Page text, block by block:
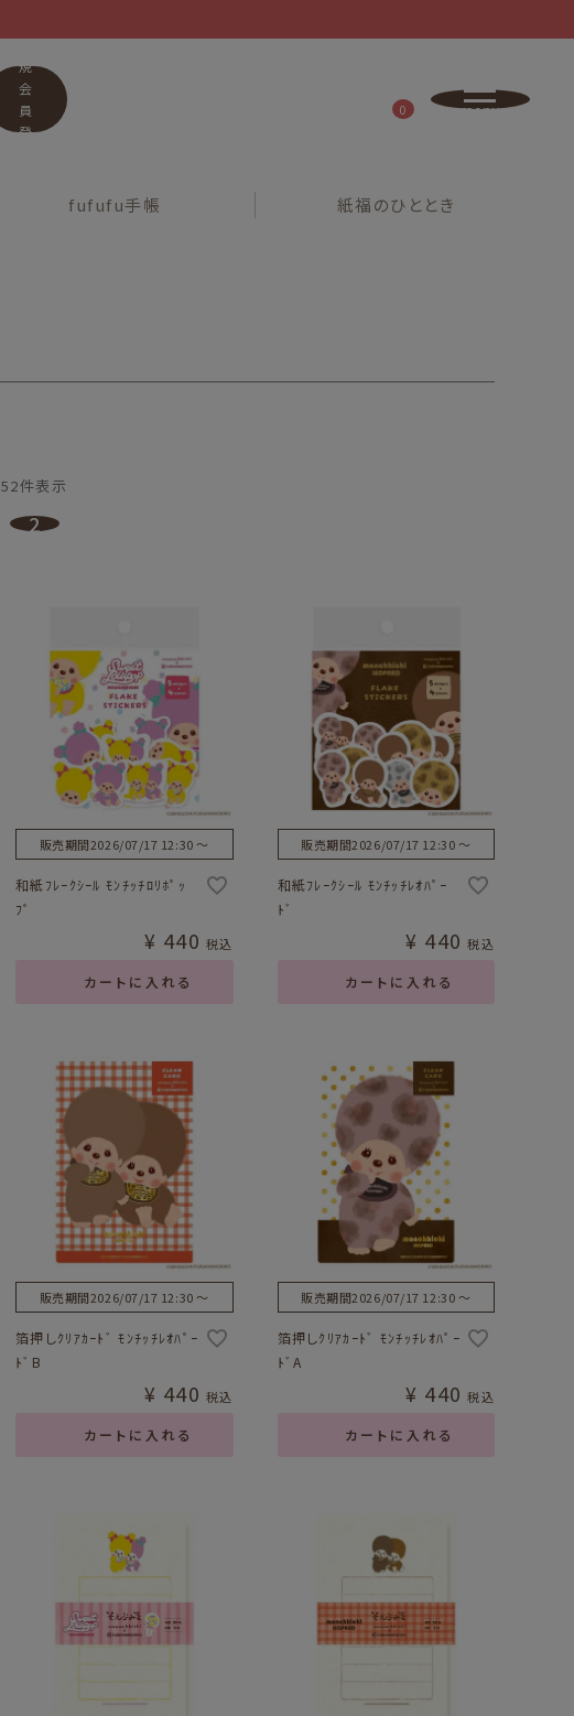
fufufu手帳 紙福のひととき
新
規
会
員
登
0
52件表示
2
販売期間2026/07/17 12:30 〜
和紙ﾌﾚｰｸｼｰﾙ ﾓﾝﾁｯﾁﾛﾘﾎﾟｯ
ﾌﾟ
カートに入れる
¥ 440 税込
販売期間2026/07/17 12:30 〜
和紙ﾌﾚｰｸｼｰﾙ ﾓﾝﾁｯﾁﾚｵﾊﾟｰ
ﾄﾞ
カートに入れる
¥ 440 税込
販売期間2026/07/17 12:30 〜
箔押しｸﾘｱｶｰﾄﾞ ﾓﾝﾁｯﾁﾚｵﾊﾟｰ
ﾄﾞB
カートに入れる
¥ 440 税込
販売期間2026/07/17 12:30 〜
箔押しｸﾘｱｶｰﾄﾞ ﾓﾝﾁｯﾁﾚｵﾊﾟｰ
ﾄﾞA
カートに入れる
¥ 440 税込